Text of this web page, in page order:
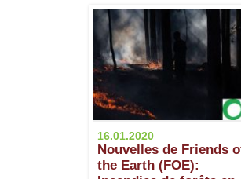
16.01.2020
Nouvelles de Friends
the Earth (FOE):